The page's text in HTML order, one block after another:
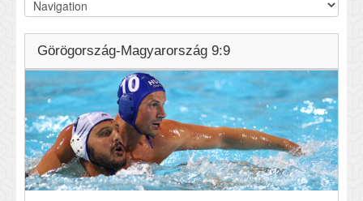
Görögország-Magyarország 9:9